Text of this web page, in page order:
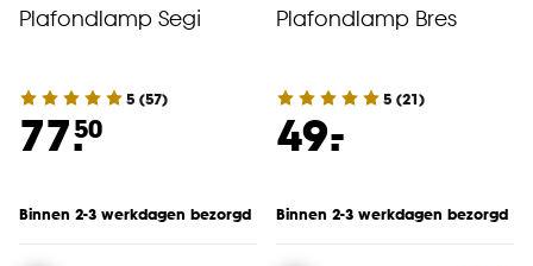
Plafondlamp Segi
5 (57)
77.50
Binnen 2-3 werkdagen bezorgd
Plafondlamp Bres
5 (21)
49.
-
Binnen 2-3 werkdagen bezorgd